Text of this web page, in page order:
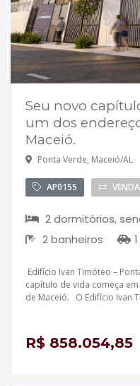
Seu novo
um dos
Maceió.
Ponta Verde, Maceió/AL
AP0155 VENDA
2 dormitórios,
2 banheiros
Edifício Ivan Timóteo –
capítulo de vida começa
de Maceió. O Edifício Ivan
R$ 858.054,85